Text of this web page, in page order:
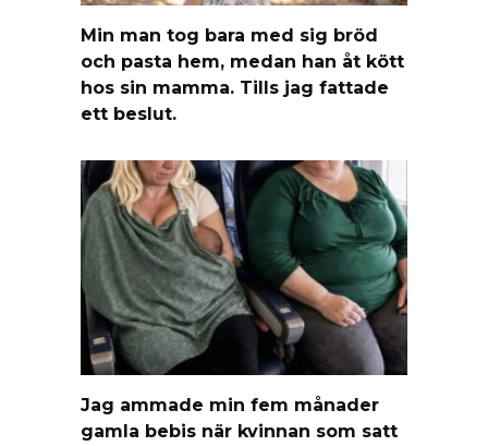
Min man tog bara med sig bröd
och pasta hem, medan han åt kött
hos sin mamma. Tills jag fattade
ett beslut.
Jag ammade min fem månader
gamla bebis när kvinnan som satt